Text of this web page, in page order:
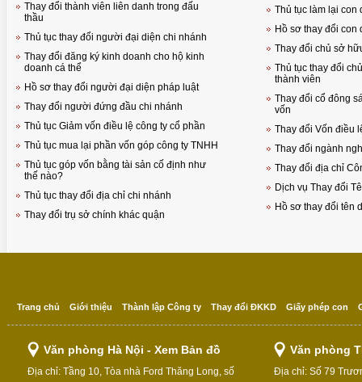
Thay đổi thành viên liên danh trong đấu
thầu
Thủ tục thay đổi người đại diện chi nhánh
Thay đổi đăng ký kinh doanh cho hộ kinh
doanh cá thể
Hồ sơ thay đổi người đại diện pháp luật
Thay đổi người đứng đầu chi nhánh
Thủ tục Giảm vốn điều lệ công ty cổ phần
Thủ tục mua lại phần vốn góp công ty TNHH
Thủ tục góp vốn bằng tài sản cố định như
thế nào?
Thủ tục thay đổi địa chỉ chi nhánh
Thay đổi trụ sở chính khác quận
Thủ tục làm lại con
Hồ sơ thay đổi con
Thay đổi chủ sở
Thủ tục thay đổi
thành viên
Thay đổi cổ đông
vốn
Thay đổi Vốn điều
Thay đổi ngành
Thay đổi địa chỉ
Dịch vụ Thay đổi
Hồ sơ thay đổi tên
Trang chủ Giới thiệu Thành lập Công ty Thay đổi ĐKKD Giấy phép con
Văn phòng Hà Nội - Xem Bản đồ
Địa chỉ: Tầng 10, Tòa nhà Ford Thăng Long, số
Văn phòng
Địa chỉ: Số 79